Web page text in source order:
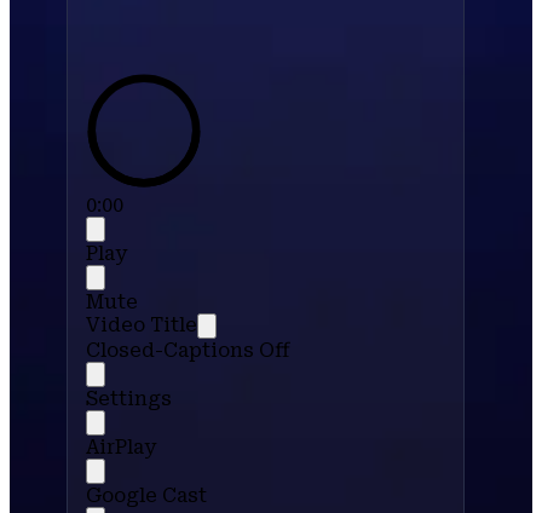
0:00
Play
Mute
Video Title
Closed-Captions Off
Settings
AirPlay
Google Cast